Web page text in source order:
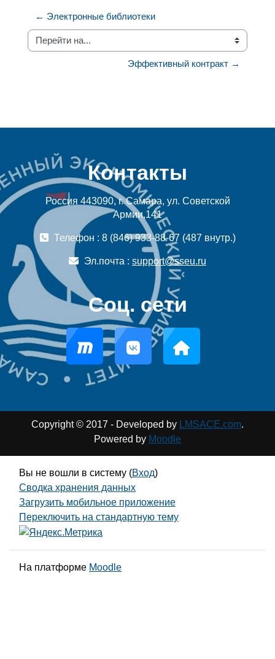
← Электронные библиотеки
Перейти на...
Эффективный контракт →
Контакты
Россия 443090, г. Самара, ул. Советской
Армии,141
Телефон : 8 (846) 933-88-67 (487 внутр.)
Эл.почта : support@sseu.ru
Соц. сети
Copyright © 2017 - Developed by LMSACE.com.
Powered by Moodle
Вы не вошли в систему (Вход)
Сводка хранения данных
Загрузить мобильное приложение
Переключить на стандартную тему
На платформе Moodle